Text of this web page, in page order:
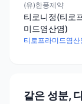
(유)한풍제약
티로니정(티로
미드염산염)
같은 성분,